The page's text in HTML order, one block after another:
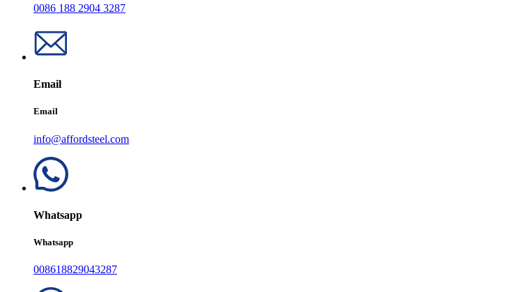
0086 188 2904 3287
Email
Email
info@affordsteel.com
Whatsapp
Whatsapp
008618829043287